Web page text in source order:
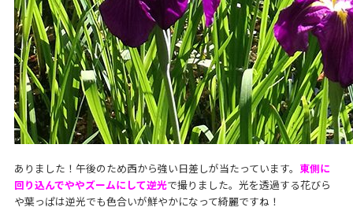
ありました！午後のため西から強い日差しが当たっています。 東側に
回り込んでややズームにして逆光で撮りました。光を透過する花びら
や葉っぱは逆光でも色合いが鮮やかになって綺麗ですね！